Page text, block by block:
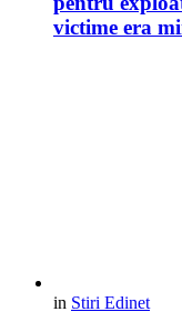
victime era
in Stiri Edinet